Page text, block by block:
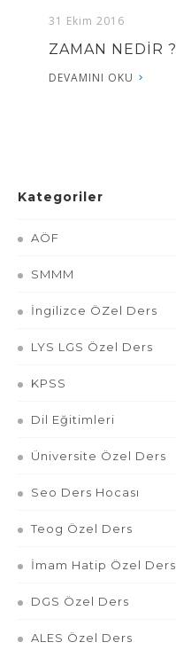
31 Ekim 2016
ZAMAN NEDİR ?
DEVAMINI OKU
Kategoriler
AÖF
SMMM
İngilizce ÖZel Ders
LYS LGS Özel Ders
KPSS
Dil Eğitimleri
Üniversite Özel Ders
Seo Ders Hocası
Teog Özel Ders
İmam Hatip Özel Ders
DGS Özel Ders
ALES Özel Ders